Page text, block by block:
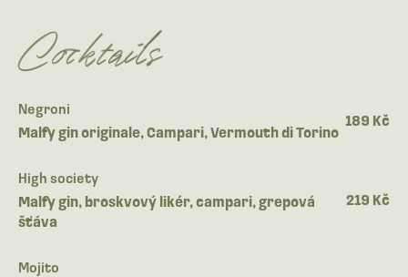
Cocktails
Negroni
Malfy gin originale, Campari, Vermouth di Torino
189 Kč
High society
Malfy gin, broskvový likér, campari, grepová
šťáva
219 Kč
Mojito